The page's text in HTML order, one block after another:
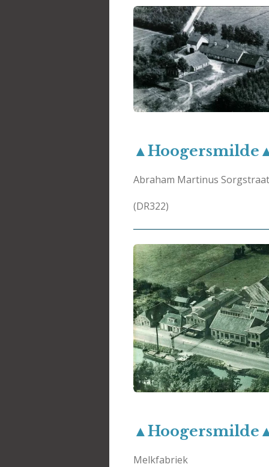
Abraham Martinus Sorgstraat
(DR322)
Melkfabriek